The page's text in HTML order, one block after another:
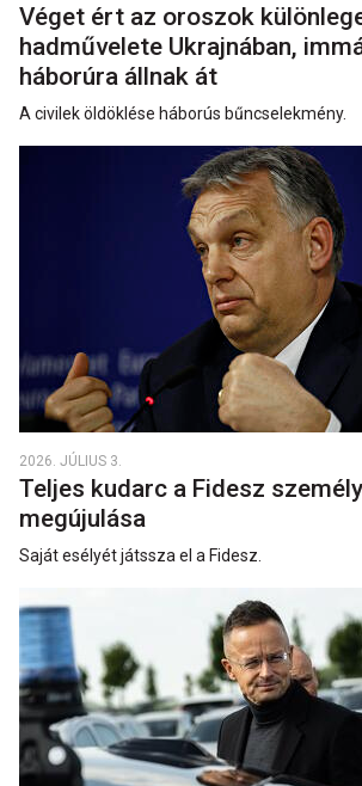
Véget ért az oroszok
hadművelete Ukrajnában,
háborúra állnak át
A civilek öldöklése háborús bűncselekmény.
2026. JÚLIUS 3.
Teljes kudarc a Fidesz
megújulása
Saját esélyét játssza el a Fidesz.